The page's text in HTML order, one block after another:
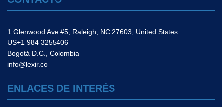
1 Glenwood Ave #5, Raleigh, NC 27603, United States
US+1 984 3255406
Bogotá D.C., Colombia
info@lexir.co
ENLACES DE INTERÉS